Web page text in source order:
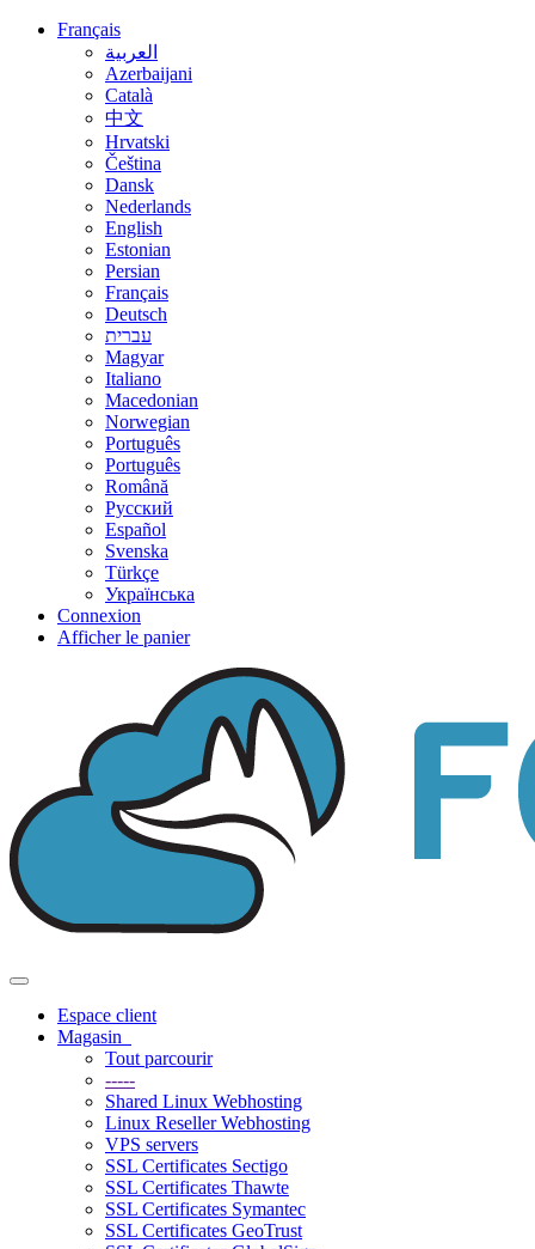
Français
العربية
Azerbaijani
Català
中文
Hrvatski
Čeština
Dansk
Nederlands
English
Estonian
Persian
Français
Deutsch
עברית
Magyar
Italiano
Macedonian
Norwegian
Português
Português
Română
Русский
Español
Svenska
Türkçe
Українська
Connexion
Afficher le panier
Basculer
navigationEspace client
Magasin
Tout parcourir
-----
Shared Linux Webhosting
Linux Reseller Webhosting
VPS servers
SSL Certificates Sectigo
SSL Certificates Thawte
SSL Certificates Symantec
SSL Certificates GeoTrust